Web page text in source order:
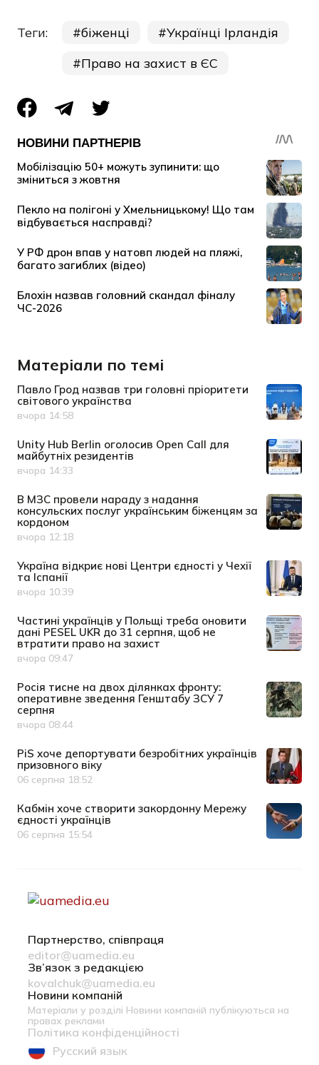
Теги: біженці
Українці Ірландія
Право на захист в ЄС
Матеріали по темі
Павло Грод назвав три головні пріоритети
світового українства
Дата публікації
вчора 14:58
Unity Hub Berlin оголосив Open Call для
майбутніх резидентів
Дата публікації
вчора 14:33
В МЗС провели нараду з надання
консульских послуг українським біженцям за
кордоном
Дата публікації
вчора 12:18
Україна відкриє нові Центри єдності у Чехії
та Іспанії
Дата публікації
вчора 10:39
Частині українців у Польщі треба оновити
дані PESEL UKR до 31 серпня, щоб не
втратити право на захист
Дата публікації
вчора 09:47
Росія тисне на двох ділянках фронту:
оперативне зведення Генштабу ЗСУ 7
серпня
Дата публікації
вчора 08:44
PiS хоче депортувати безробітних українців
призовного віку
Дата публікації
06 серпня 18:52
Кабмін хоче створити закордонну Мережу
єдності українців
Дата публікації
06 серпня 15:54
Партнерство, співпраця
editor@uamedia.eu
Зв’язок з редакцією
kovalchuk@uamedia.eu
Новини компаній
Матеріали у розділі Новини компаній публікуються на
правах реклами
Політика конфіденційності
Русский язык